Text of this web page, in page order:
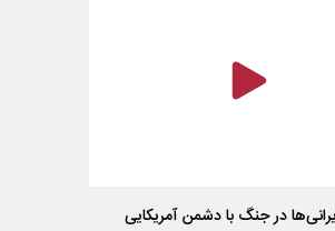
در جنگ با دشمن آمریکایی